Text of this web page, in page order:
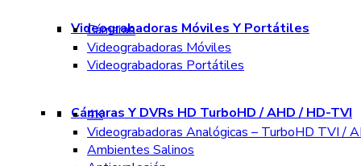
Videograbadoras Móviles Y Portátiles
Cámaras
Videograbadoras Móviles
Videograbadoras Portátiles
Cámaras Y DVRs HD TurboHD / AHD / HD-TVI
4K
Videograbadoras Analógicas – TurboHD TVI /
Ambientes Salinos